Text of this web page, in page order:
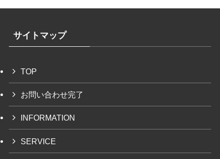
サイトマップ
TOP
お問い合わせ完了
INFORMATION
SERVICE